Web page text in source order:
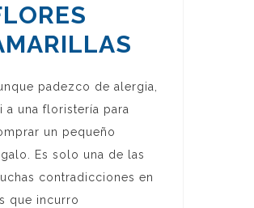
padezco de alergia,
a una floristería para
un pequeño
Es solo una de las
contradicciones en
que incurro